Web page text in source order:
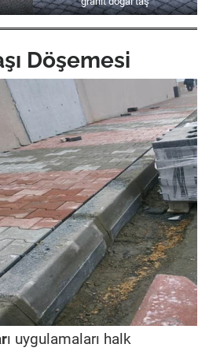
Döşemesi
ı uygulamaları halk